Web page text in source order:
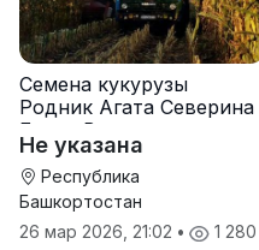
Семена кукурузы
Родник Агата Северина
Берта Вилора
Прохладненский Дарина
Росс Машук Катерина
Не указана
Республика
Башкортостан
26 мар 2026, 21:02 • 1 280